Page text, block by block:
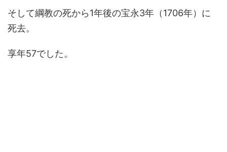
そして綱教の死から1年後の宝永3年（1706年）に
死去。
享年57でした。